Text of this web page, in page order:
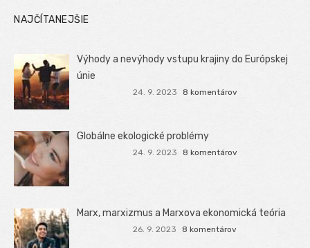
NAJČÍTANEJŠIE
Výhody a nevýhody vstupu krajiny do Európskej
únie
24. 9. 2023 8 komentárov
Globálne ekologické problémy
24. 9. 2023 8 komentárov
Marx, marxizmus a Marxova ekonomická teória
26. 9. 2023 8 komentárov